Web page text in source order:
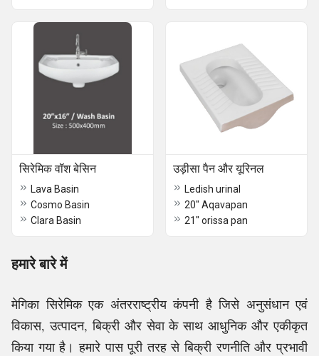
सिरेमिक वॉश बेसिन
Lava Basin
Cosmo Basin
Clara Basin
उड़ीसा पैन और यूरिनल
Ledish urinal
20" Aqavapan
21" orissa pan
हमारे बारे में
मेगिका सिरेमिक एक अंतरराष्ट्रीय कंपनी है जिसे अनुसंधान एवं
विकास, उत्पादन, बिक्री और सेवा के साथ आधुनिक और एकीकृत
किया गया है। हमारे पास पूरी तरह से बिक्री रणनीति और प्रभावी